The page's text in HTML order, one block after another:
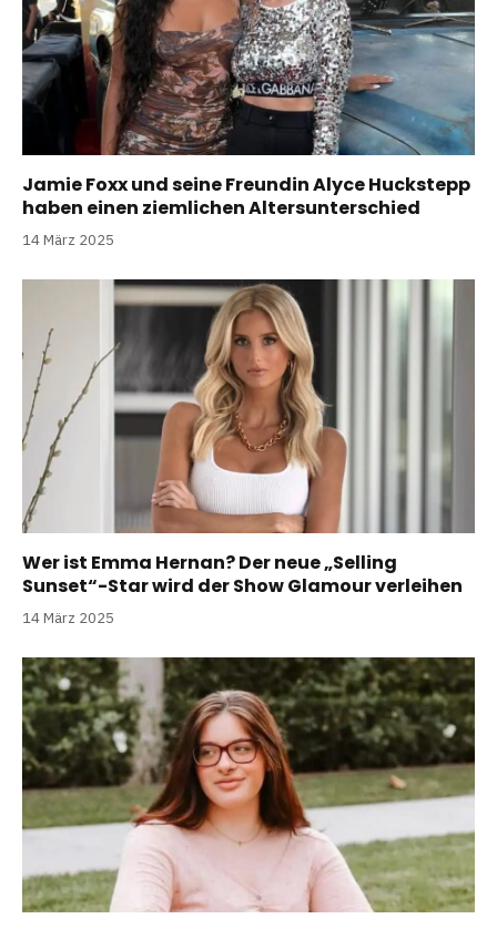
Jamie Foxx und seine Freundin Alyce Huckstepp
haben einen ziemlichen Altersunterschied
14 März 2025
Wer ist Emma Hernan? Der neue „Selling
Sunset“-Star wird der Show Glamour verleihen
14 März 2025